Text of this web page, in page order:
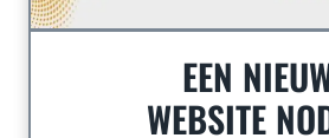
EEN
WEBSITE